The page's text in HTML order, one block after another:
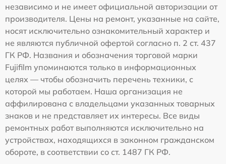
независимо и не имеет официальной авторизации от
производителя. Цены на ремонт, указанные на сайте,
носят исключительно ознакомительный характер и
не являются публичной офертой согласно п. 2 ст. 437
ГК РФ. Названия и обозначения торговой марки
Fujifilm упоминаются только в информационных
целях — чтобы обозначить перечень техники, с
которой мы работаем. Наша организация не
аффилирована с владельцами указанных товарных
знаков и не представляет их интересы. Все виды
ремонтных работ выполняются исключительно на
устройствах, находящихся в законном гражданском
обороте, в соответствии со ст. 1487 ГК РФ.